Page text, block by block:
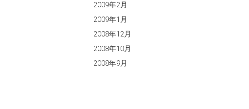
2009年2月
2009年1月
2008年12月
2008年10月
2008年9月